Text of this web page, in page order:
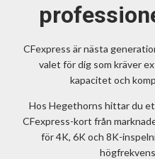
CFexpress är nästa
valet för dig som kräver
kapacitet och
Hos Hegethorns hittar du
CFexpress-kort från
för 4K, 6K och 8K-